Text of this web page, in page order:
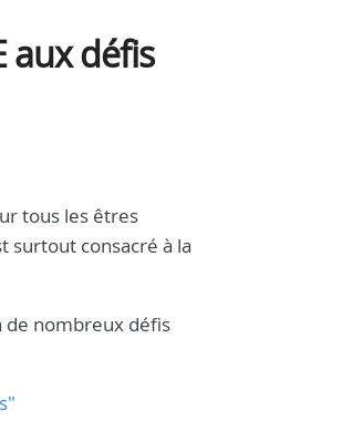
aux défis
tous les êtres
surtout consacré à la
de nombreux défis